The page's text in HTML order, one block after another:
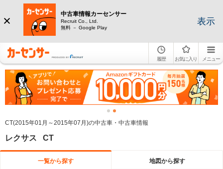
中古車情報カーセンサー
Recruit Co., Ltd.
無料 － Google Play
表示
履歴 お気に入り メニュー
CT(2015年01月～2015年07月)の中古車・中古車情報
レクサス CT
一覧から探す 地図から探す